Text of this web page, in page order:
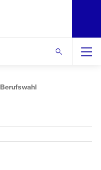
Berufswahl